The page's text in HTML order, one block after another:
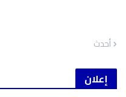
أحدث
إعلان